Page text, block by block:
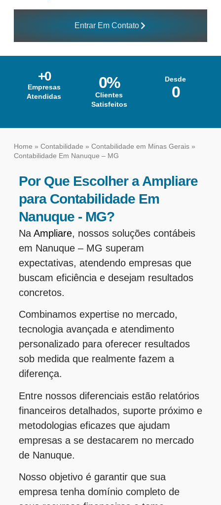
Entrar Em Contato
+0
Empresas
Atendidas
0%
Clientes
Satisfeitos
Desde
0
Home » Contabilidade » Contabilidade em Minas Gerais »
Contabilidade Em Nanuque – MG
Por Que Escolher a Ampliare
para Contabilidade Em
Nanuque - MG?
Na Ampliare, nossos soluções contábeis
em Nanuque – MG superam
expectativas, atendendo empresas que
buscam eficiência e desejam resultados
concretos.
Combinamos expertise no mercado,
tecnologia avançada e atendimento
personalizado para oferecer resultados
sob medida que realmente fazem a
diferença.
Entre nossos diferenciais estão relatórios
financeiros detalhados, suporte próximo e
metodologias eficazes que ajudam
empresas a se destacarem no mercado
de Nanuque.
Nosso objetivo é garantir que sua
empresa tenha domínio completo de